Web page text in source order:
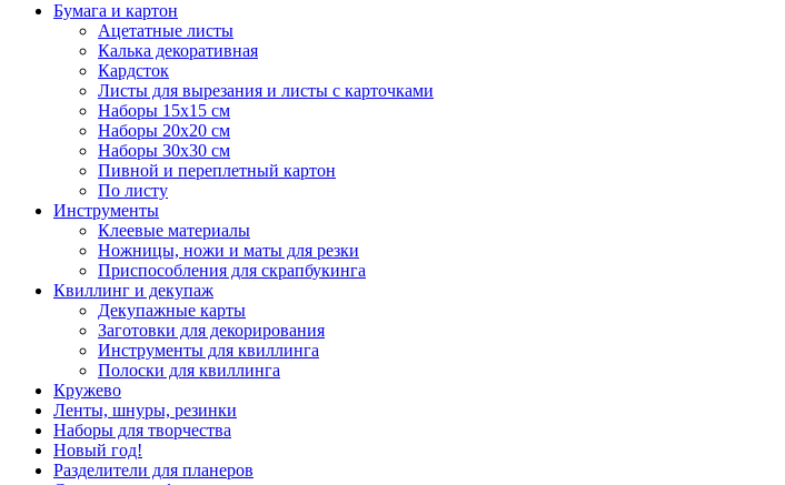
Бумага и картон
Ацетатные листы
Калька декоративная
Кардсток
Листы для вырезания и листы с карточками
Наборы 15х15 см
Наборы 20х20 см
Наборы 30х30 см
Пивной и переплетный картон
По листу
Инструменты
Клеевые материалы
Ножницы, ножи и маты для резки
Приспособления для скрапбукинга
Квиллинг и декупаж
Декупажные карты
Заготовки для декорирования
Инструменты для квиллинга
Полоски для квиллинга
Кружево
Ленты, шнуры, резинки
Наборы для творчества
Новый год!
Разделители для планеров